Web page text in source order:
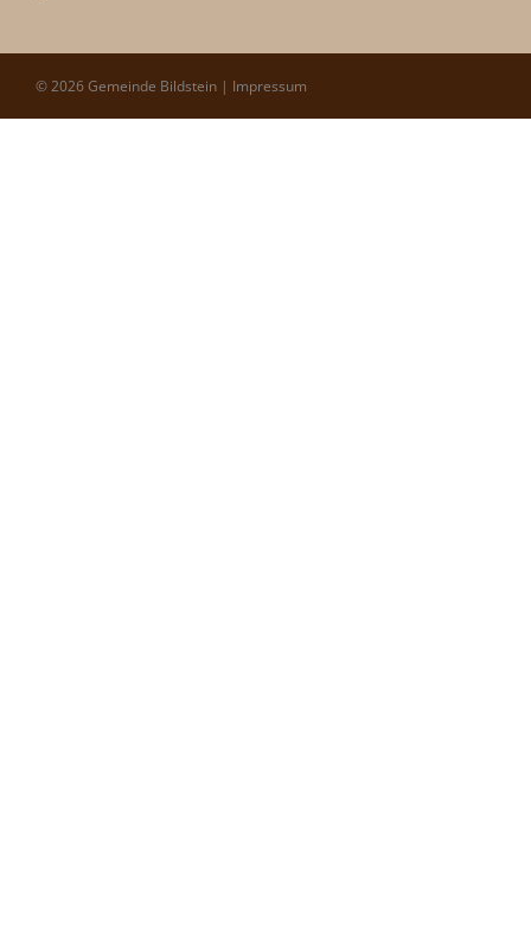
© 2026 Gemeinde Bildstein | Impressum